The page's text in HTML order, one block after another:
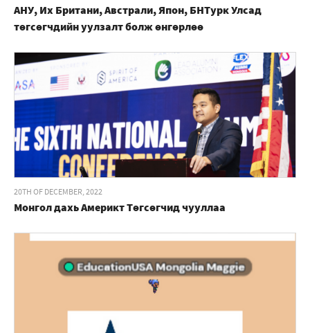
АНУ, Их Британи, Австрали, Япон, БНТурк Улсад
төгсөгчдийн уулзалт болж өнгөрлөө
20TH OF DECEMBER, 2022
Монгол дахь Америкт Төгсөгчид чууллаа